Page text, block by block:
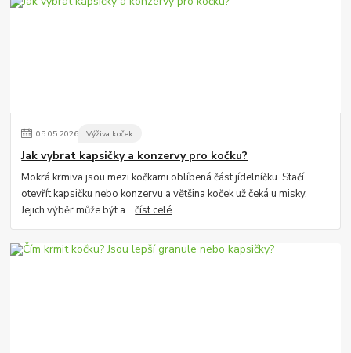
05.05.2026 Výživa koček
Jak vybrat kapsičky a konzervy pro kočku?
Mokrá krmiva jsou mezi kočkami oblíbená část jídelníčku. Stačí
otevřít kapsičku nebo konzervu a většina koček už čeká u misky.
Jejich výběr může být a...číst celé